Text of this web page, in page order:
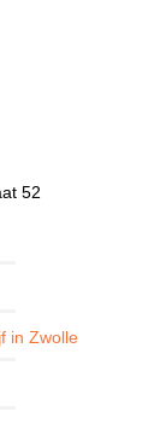
52
in Zwolle